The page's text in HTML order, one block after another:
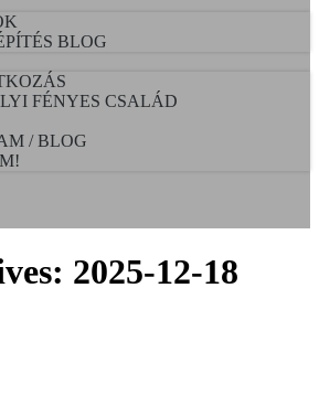
BLOG
FÉNYES CSALÁD
/ BLOG
2025-12-18